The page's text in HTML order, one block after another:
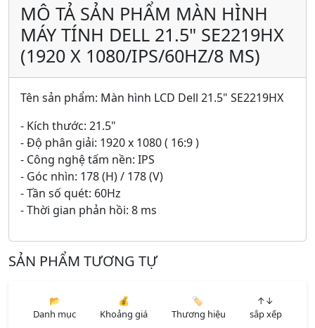
MÔ TẢ SẢN PHẨM MÀN HÌNH
MÁY TÍNH DELL 21.5" SE2219HX
(1920 X 1080/IPS/60HZ/8 MS)
Tên sản phẩm: Màn hình LCD Dell 21.5" SE2219HX
- Kích thước: 21.5"
- Độ phân giải: 1920 x 1080 ( 16:9 )
- Công nghệ tấm nền: IPS
- Góc nhìn: 178 (H) / 178 (V)
- Tần số quét: 60Hz
- Thời gian phản hồi: 8 ms
SẢN PHẨM TƯƠNG TỰ
📂
Danh mục
💰
Khoảng giá
🏷️
Thương hiệu
↑↓
sắp xếp